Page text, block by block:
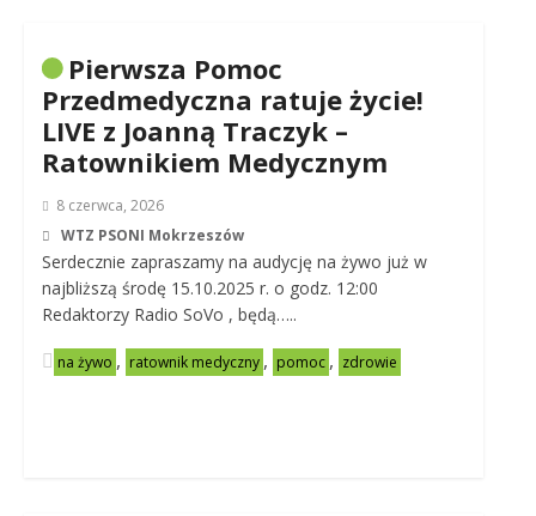
Pierwsza Pomoc
Przedmedyczna ratuje życie!
LIVE z Joanną Traczyk –
Ratownikiem Medycznym
8 czerwca, 2026
WTZ PSONI Mokrzeszów
Serdecznie zapraszamy na audycję na żywo już w
najbliższą środę 15.10.2025 r. o godz. 12:00
Redaktorzy Radio SoVo , będą…..
na żywo , ratownik medyczny , pomoc , zdrowie